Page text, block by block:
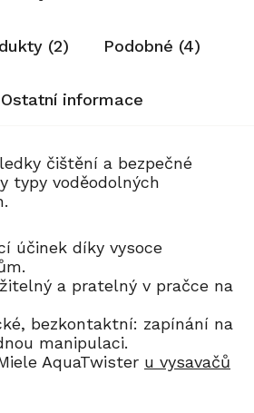
(2) Podobné (4)
Ostatní informace
čištění a bezpečné
typy voděodolných
účinek díky vysoce
a pratelný v pračce na
bezkontaktní: zapínání na
manipulaci.
AquaTwister u vysavačů